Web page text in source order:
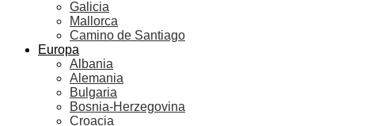
Galicia
Mallorca
Camino de Santiago
Europa
Albania
Alemania
Bulgaria
Bosnia-Herzegovina
Croacia